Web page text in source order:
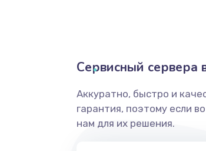
Сервисный сервера
Аккуратно, быстро и
гарантия, поэтому если
нам для их решения.